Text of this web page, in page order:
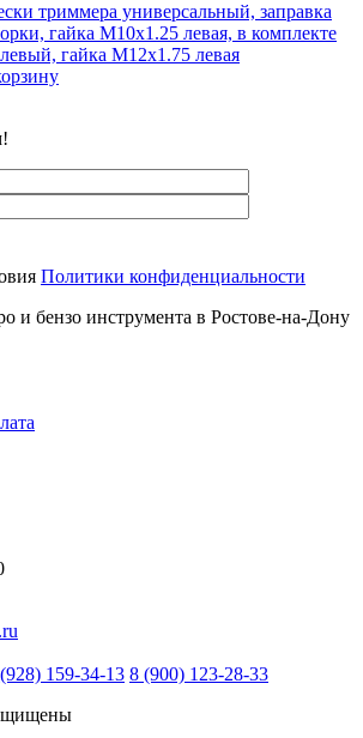
триммера универсальный, заправка
гайка М10х1.25 левая, в комплекте
гайка М12х1.75 левая
Политики конфиденциальности
и бензо инструмента в Ростове-на-Дону
159-34-13 8 (900) 123-28-33